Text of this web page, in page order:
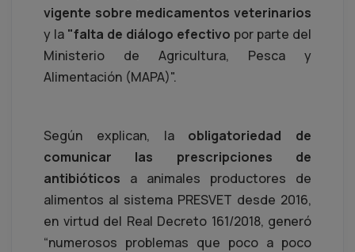
vigente sobre medicamentos veterinarios
y la "falta de diálogo efectivo por parte del
Ministerio de Agricultura, Pesca y
Alimentación (MAPA)".
Según explican, la obligatoriedad de
comunicar las prescripciones de
antibióticos a animales productores de
alimentos al sistema PRESVET desde 2016,
en virtud del Real Decreto 161/2018, generó
“numerosos problemas que poco a poco